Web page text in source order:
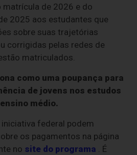
matrícula de 2026 e do
2025 aos estudantes que
sobre suas trajetórias
corrigidas pelas redes de
matriculados.
como uma poupança para
de jovens nos estudos
médio.
federal podem
os pagamentos na página
no site do programa . É